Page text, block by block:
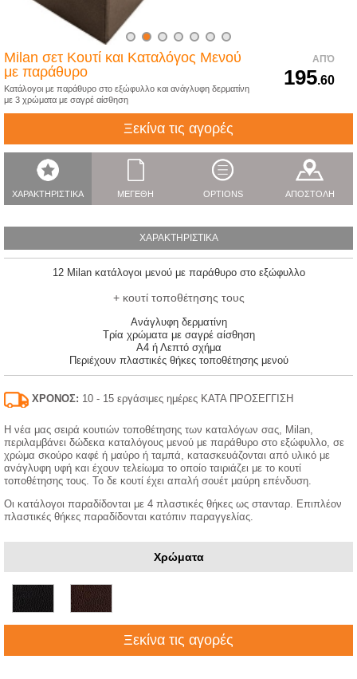
ΑΠΌ
195.60
Milan σετ Κουτί και Καταλόγος Μενού
με παράθυρο
Κατάλογοι με παράθυρο στο εξώφυλλο και ανάγλυφη δερματίνη
με 3 χρώματα με σαγρέ αίσθηση
Ξεκίνα τις αγορές
ΧΑΡΑΚΤΗΡΙΣΤΙΚΑ ΜΕΓΕΘΗ OPTIONS ΑΠΟΣΤΟΛΗ
ΧΑΡΑΚΤΗΡΙΣΤΙΚΑ
12 Milan κατάλογοι μενού με παράθυρο στο εξώφυλλο
+ κουτί τοποθέτησης τους
Ανάγλυφη δερματίνη
Τρία χρώματα με σαγρέ αίσθηση
A4 ή Λεπτό σχήμα
Περιέχουν πλαστικές θήκες τοποθέτησης μενού
ΧΡΟΝΟΣ: 10 - 15 εργάσιμες ημέρες ΚΑΤΑ ΠΡΟΣΕΓΓΙΣΗ
Η νέα μας σειρά κουτιών τοποθέτησης των καταλόγων σας, Milan,
περιλαμβάνει δώδεκα καταλόγους μενού με παράθυρο στο εξώφυλλο, σε
χρώμα σκούρο καφέ ή μαύρο ή ταμπά, κατασκευάζονται από υλικό με
ανάγλυφη υφή και έχουν τελείωμα το οποίο ταιριάζει με το κουτί
τοποθέτησης τους. Το δε κουτί έχει απαλή σουέτ μαύρη επένδυση.
Οι κατάλογοι παραδίδονται με 4 πλαστικές θήκες ως στανταρ. Επιπλέον
πλαστικές θήκες παραδίδονται κατόπιν παραγγελίας.
Χρώματα
Ξεκίνα τις αγορές